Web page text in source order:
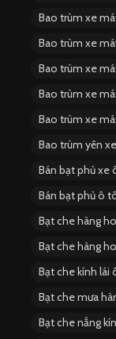
Bao trùm xe
Bao trùm xe
Bao trùm xe
Bao trùm xe
Bao trùm xe
Bao trùm yên
Bán bạt phủ xe
Bán bạt phủ ô
Bạt che hàng
Bạt che hàng
Bạt che kính lái
Bạt che mưa
Bạt che nắng